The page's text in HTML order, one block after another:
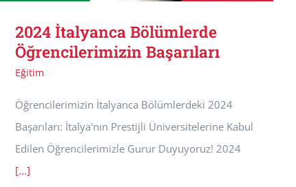
2024 İtalyanca Bölümlerde
Öğrencilerimizin Başarıları
Eğitim
Öğrencilerimizin İtalyanca Bölümlerdeki 2024
Başarıları: İtalya'nın Prestijli Üniversitelerine Kabul
Edilen Öğrencilerimizle Gurur Duyuyoruz! 2024
[...]